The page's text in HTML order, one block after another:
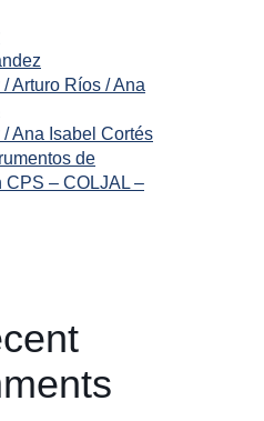
Arturo Ríos / Ana
Ana Isabel Cortés
de
CPS – COLJAL –